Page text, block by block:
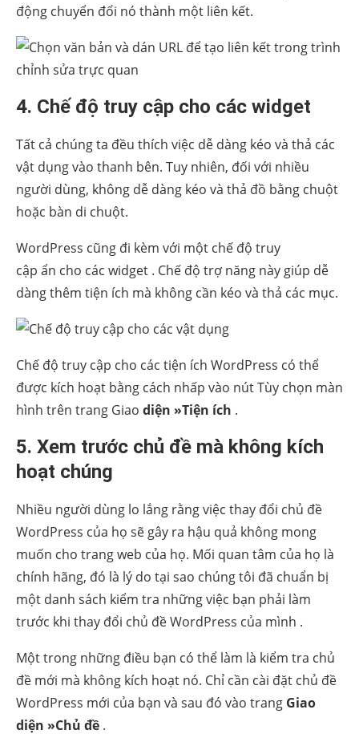
động chuyển đổi nó thành một liên kết.
4. Chế độ truy cập cho các widget
Tất cả chúng ta đều thích việc dễ dàng kéo và thả các
vật dụng vào thanh bên. Tuy nhiên, đối với nhiều
người dùng, không dễ dàng kéo và thả đồ bằng chuột
hoặc bàn di chuột.
WordPress cũng đi kèm với một chế độ truy
cập ẩn cho các widget . Chế độ trợ năng này giúp dễ
dàng thêm tiện ích mà không cần kéo và thả các mục.
Chế độ truy cập cho các tiện ích WordPress có thể
được kích hoạt bằng cách nhấp vào nút Tùy chọn màn
hình trên trang Giao diện »Tiện ích .
5. Xem trước chủ đề mà không kích
hoạt chúng
Nhiều người dùng lo lắng rằng việc thay đổi chủ đề
WordPress của họ sẽ gây ra hậu quả không mong
muốn cho trang web của họ. Mối quan tâm của họ là
chính hãng, đó là lý do tại sao chúng tôi đã chuẩn bị
một danh sách kiểm tra những việc bạn phải làm
trước khi thay đổi chủ đề WordPress của mình .
Một trong những điều bạn có thể làm là kiểm tra chủ
đề mới mà không kích hoạt nó. Chỉ cần cài đặt chủ đề
WordPress mới của bạn và sau đó vào trang Giao
diện »Chủ đề .